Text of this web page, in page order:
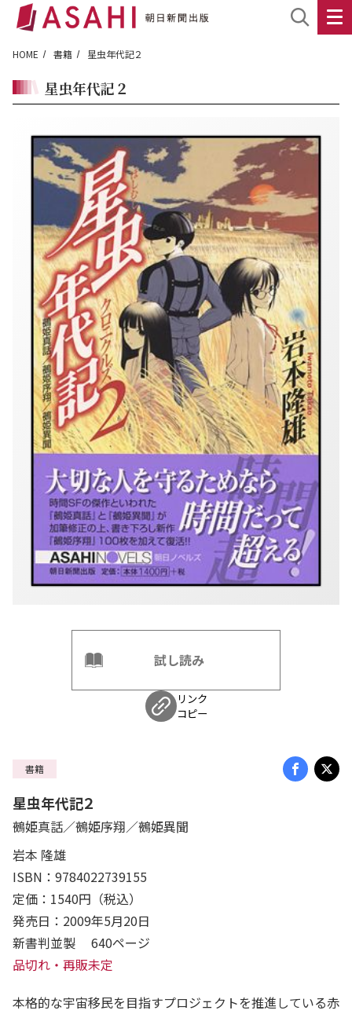
HOME 書籍 星虫年代記２
星虫年代記２
試し読み
リンク
コピー
書籍
星虫年代記２
鵺姫真話／鵺姫序翔／鵺姫異聞
岩本 隆雄
ISBN：9784022739155
定価：1540円（税込）
発売日：2009年5月20日
新書判並製 640ページ
品切れ・再販未定
本格的な宇宙移民を目指すプロジェクトを推進している赤